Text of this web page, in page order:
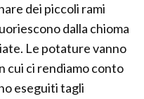
dei piccoli rami
dalla chioma
Le potature vanno
cui ci rendiamo conto
eseguiti tagli